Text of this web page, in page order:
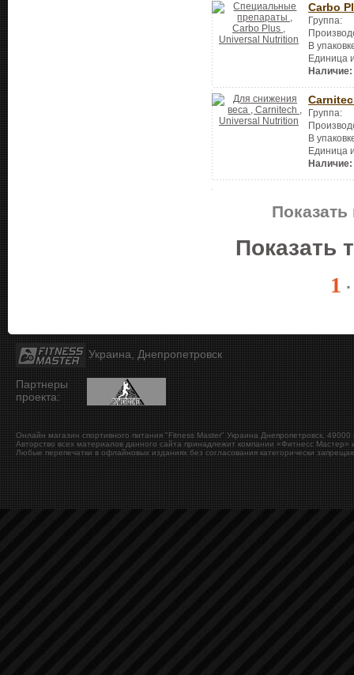
Carbo
Группа:
В
Единица
Наличие:
Группа:
В
Единица
Наличие:
Показать
1
Украина, Днепропетровск
Партнеры
проекта:
Онлайн магазин спортивного питания "Fitness Master" Украина Днепропетровск 49000
Авторство всех материалов данного сайта принадлежит компании «Фитнесс Мастер»
Любые перепечатки в офлайновых изданиях без согласования категорически